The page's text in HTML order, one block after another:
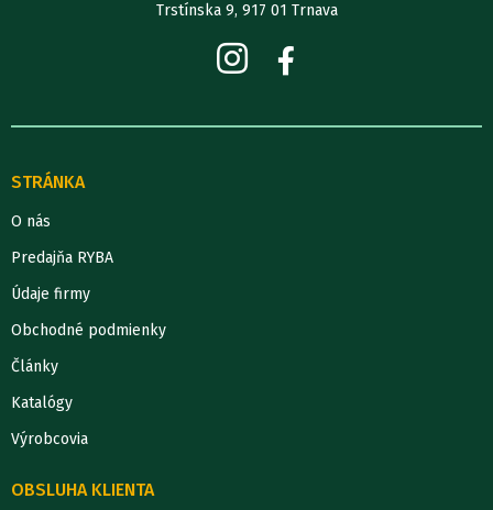
Trstínska 9, 917 01 Trnava
STRÁNKA
O nás
Predajňa RYBA
Údaje firmy
Obchodné podmienky
Články
Katalógy
Výrobcovia
OBSLUHA KLIENTA